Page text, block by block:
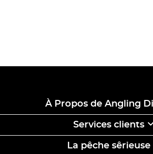
À Propos de Angling
Services clients
La pêche sêrieuse